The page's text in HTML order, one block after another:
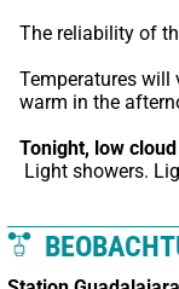
The reliability of
Temperatures will
warm in the
Tonight, low
Light showers.